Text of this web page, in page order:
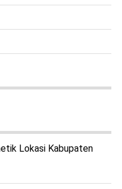
Lokasi Kabupaten